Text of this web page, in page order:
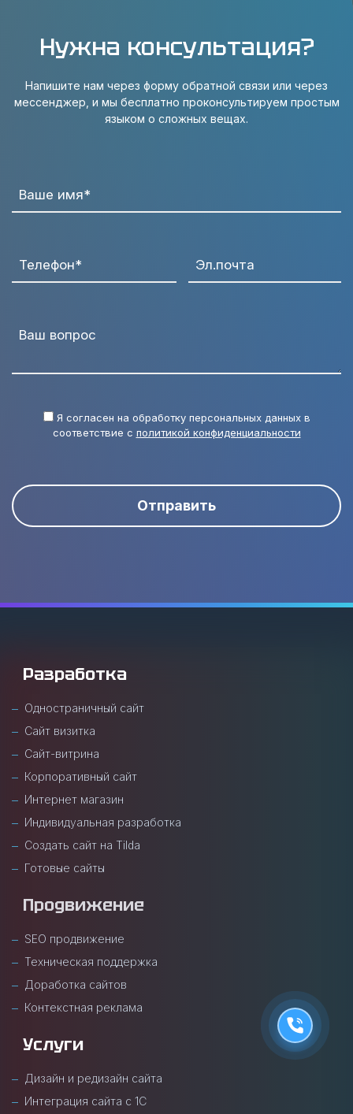
Нужна консультация?
Напишите нам через форму обратной связи или через
мессенджер, и мы бесплатно проконсультируем простым
языком о сложных вещах.
Ваше имя*
Телефон* Эл.почта
Ваш вопрос
Я согласен на обработку персональных данных в
соответствие с политикой конфиденциальности
Отправить
Разработка
Одностраничный сайт
Сайт визитка
Сайт-витрина
Корпоративный сайт
Интернет магазин
Индивидуальная разработка
Создать сайт на Tilda
Готовые сайты
Продвижение
SEO продвижение
Техническая поддержка
Доработка сайтов
Контекстная реклама
Услуги
Дизайн и редизайн сайта
Интеграция сайта с 1С